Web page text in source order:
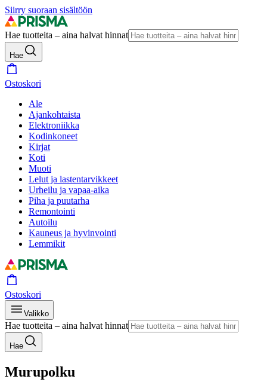
Siirry suoraan sisältöön
Hae tuotteita – aina halvat hinnat
Hae
Ostoskori
Ale
Ajankohtaista
Elektroniikka
Kodinkoneet
Kirjat
Koti
Muoti
Lelut ja lastentarvikkeet
Urheilu ja vapaa-aika
Piha ja puutarha
Remontointi
Autoilu
Kauneus ja hyvinvointi
Lemmikit
Ostoskori
Valikko
Hae tuotteita – aina halvat hinnat
Hae
Murupolku